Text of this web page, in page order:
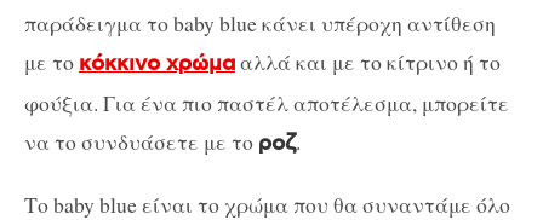
παράδειγμα το baby blue κάνει υπέροχη αντίθεση
με το κόκκινο χρώμααλλά και με το κίτρινο ή το
φούξια. Για ένα πιο παστέλ αποτέλεσμα, μπορείτε
να το συνδυάσετε με το ροζ.
Το baby blue είναι το χρώμα που θα συναντάμε όλο